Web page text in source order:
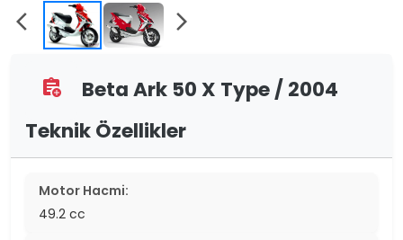
arrow_back_ios arrow_forward_ios
assignment_add
Beta Ark 50 X Type / 2004
Teknik Özellikler
Motor Hacmi:
49.2 cc